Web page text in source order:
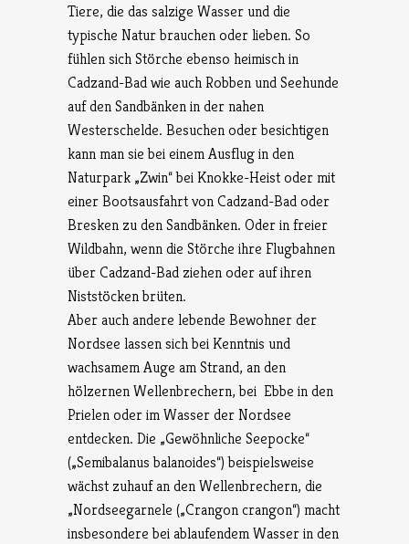
Tiere, die das salzige Wasser und die
typische Natur brauchen oder lieben. So
fühlen sich Störche ebenso heimisch in
Cadzand-Bad wie auch Robben und Seehunde
auf den Sandbänken in der nahen
Westerschelde. Besuchen oder besichtigen
kann man sie bei einem Ausflug in den
Naturpark „Zwin“ bei Knokke-Heist oder mit
einer Bootsausfahrt von Cadzand-Bad oder
Bresken zu den Sandbänken. Oder in freier
Wildbahn, wenn die Störche ihre Flugbahnen
über Cadzand-Bad ziehen oder auf ihren
Niststöcken brüten.
Aber auch andere lebende Bewohner der
Nordsee lassen sich bei Kenntnis und
wachsamem Auge am Strand, an den
hölzernen Wellenbrechern, bei Ebbe in den
Prielen oder im Wasser der Nordsee
entdecken. Die „Gewöhnliche Seepocke“
(„Semibalanus balanoides“) beispielsweise
wächst zuhauf an den Wellenbrechern, die
„Nordseegarnele („Crangon crangon“) macht
insbesondere bei ablaufendem Wasser in den